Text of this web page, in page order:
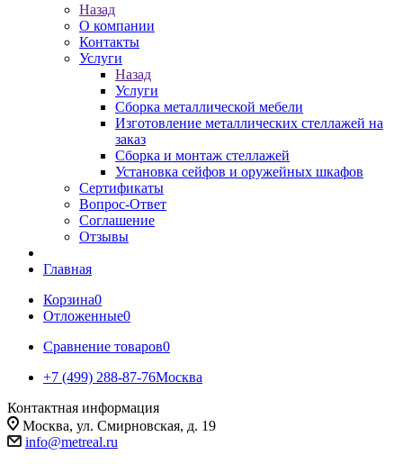
Назад
О компании
Контакты
Услуги
Назад
Услуги
Сборка металлической мебели
Изготовление металлических стеллажей на
заказ
Сборка и монтаж стеллажей
Установка сейфов и оружейных шкафов
Сертификаты
Вопрос-Ответ
Соглашение
Отзывы
Главная
Корзина0
Отложенные0
Сравнение товаров0
+7 (499) 288-87-76Москва
Контактная информация
Москва, ул. Смирновская, д. 19
info@metreal.ru